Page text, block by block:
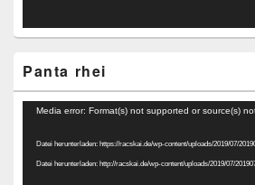
Panta rhei
Video-
Media error: Format(s) not supported or source(s)
Datei herunterladen: https://racskai.de/wp-content/uploads/2019/07/
Datei herunterladen: http://racskai.de/wp-content/uploads/2019/07/